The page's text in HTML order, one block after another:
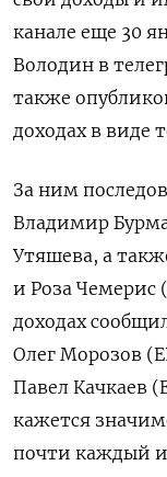
канале еще 30
Володин в
также
доходах в виде
За ним
Владимир
Утяшева, а
и Роза Чемерис
доходах
Олег Морозов
Павел Качкаев
кажется
почти каждый